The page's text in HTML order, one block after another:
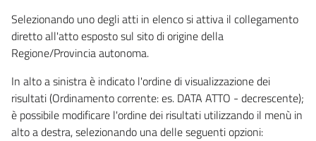
Selezionando uno degli atti in elenco si attiva il collegamento
diretto all'atto esposto sul sito di origine della
Regione/Provincia autonoma.
In alto a sinistra è indicato l'ordine di visualizzazione dei
risultati (Ordinamento corrente: es. DATA ATTO - decrescente);
è possibile modificare l'ordine dei risultati utilizzando il menù in
alto a destra, selezionando una delle seguenti opzioni: